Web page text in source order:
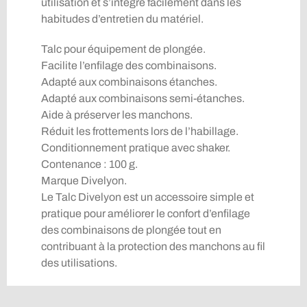
utilisation et s’intègre facilement dans les
habitudes d’entretien du matériel.
Talc pour équipement de plongée.
Facilite l’enfilage des combinaisons.
Adapté aux combinaisons étanches.
Adapté aux combinaisons semi-étanches.
Aide à préserver les manchons.
Réduit les frottements lors de l’habillage.
Conditionnement pratique avec shaker.
Contenance : 100 g.
Marque Divelyon.
Le Talc Divelyon est un accessoire simple et
pratique pour améliorer le confort d’enfilage
des combinaisons de plongée tout en
contribuant à la protection des manchons au fil
des utilisations.